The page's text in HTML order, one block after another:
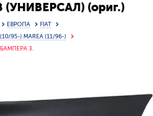
(ориг.)
ЕВРОПА
FIAT
95-) MAREA (11/96-)
З.